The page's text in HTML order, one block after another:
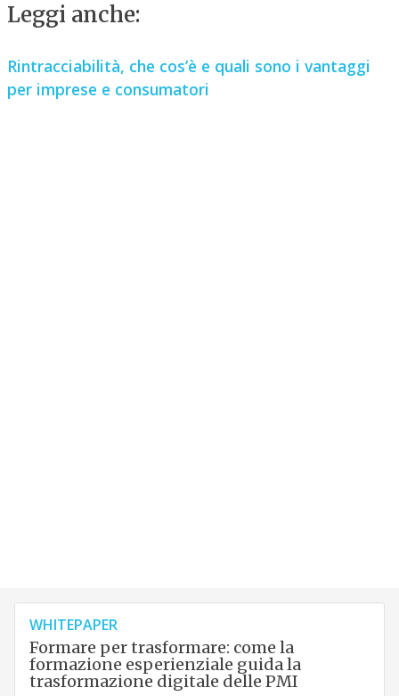
Leggi anche:
Rintracciabilità, che cos’è e quali sono i vantaggi
per imprese e consumatori
WHITEPAPER
Formare per trasformare: come la
formazione esperienziale guida la
trasformazione digitale delle PMI